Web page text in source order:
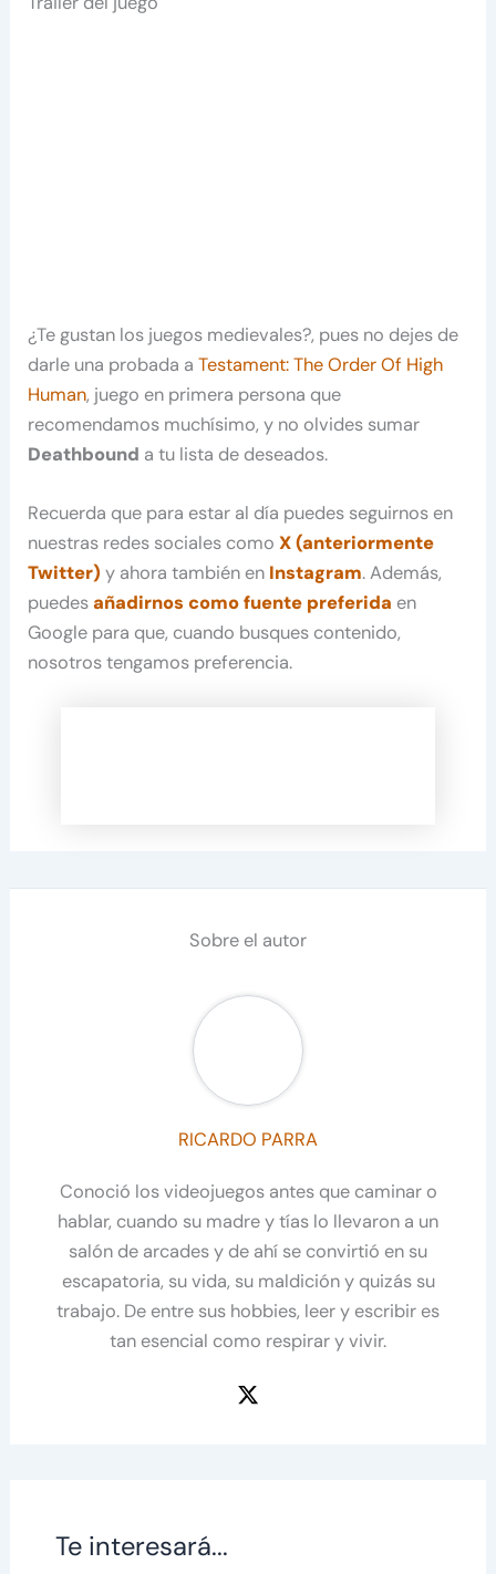
¿Te gustan los juegos medievales?, pues no dejes de
darle una probada aTestament: The Order Of High
Human, juego en primera persona que
recomendamos muchísimo, y no olvides sumar
Deathbound a tu lista de deseados.
Recuerda que para estar al día puedes seguirnos en
nuestras redes sociales comoX (anteriormente
Twitter) y ahora también en Instagram. Además,
puedesañadirnos como fuente preferida en
Google para que, cuando busques contenido,
nosotros tengamos preferencia.
Sobre el autor
RICARDO PARRA
Conoció los videojuegos antes que caminar o
hablar, cuando su madre y tías lo llevaron a un
salón de arcades y de ahí se convirtió en su
escapatoria, su vida, su maldición y quizás su
trabajo. De entre sus hobbies, leer y escribir es
tan esencial como respirar y vivir.
Te interesará...